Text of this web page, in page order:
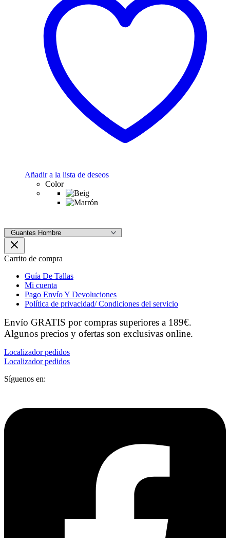
Añadir a la lista de deseos
Color
Carrito de compra
Guía De Tallas
Mi cuenta
Pago Envío Y Devoluciones
Política de privacidad/ Condiciones del servicio
Envío GRATIS por compras superiores a 189€.
Algunos precios y ofertas son exclusivas online.
Localizador pedidos
Localizador pedidos
Síguenos en: